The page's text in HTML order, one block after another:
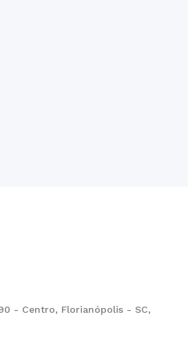
- Centro, Florianópolis - SC,